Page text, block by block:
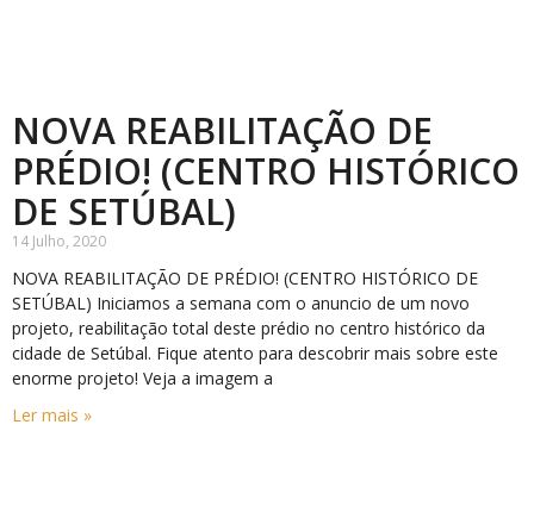
NOVA REABILITAÇÃO DE
PRÉDIO! (CENTRO HISTÓRICO
DE SETÚBAL)
14 Julho, 2020
NOVA REABILITAÇÃO DE PRÉDIO! (CENTRO HISTÓRICO DE
SETÚBAL) Iniciamos a semana com o anuncio de um novo
projeto, reabilitação total deste prédio no centro histórico da
cidade de Setúbal. Fique atento para descobrir mais sobre este
enorme projeto! Veja a imagem a
Ler mais »